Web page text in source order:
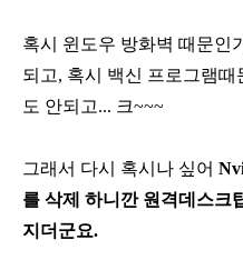
혹시 윈도우 방화벽 때문인
되고, 혹시 백신 프로그램
도 안되고... 크~~~
그래서 다시 혹시나 싶어
를 삭제 하니깐 원격데스크
지더군요.